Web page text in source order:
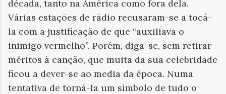
década, tanto na América como fora dela.
Várias estações de rádio recusaram-se a tocá-
la com a justificação de que “auxiliava o
inimigo vermelho”. Porém, diga-se, sem retirar
méritos à canção, que muita da sua celebridade
ficou a dever-se ao media da época. Numa
tentativa de torná-la um símbolo de tudo o